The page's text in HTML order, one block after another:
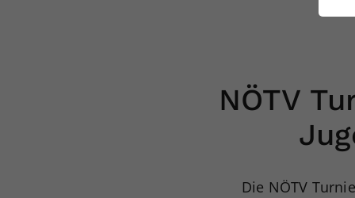
NÖTV
Die NÖTV